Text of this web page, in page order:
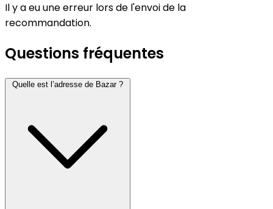
Il y a eu une erreur lors de l'envoi de la
recommandation.
Questions fréquentes
Quelle est l’adresse de Bazar ?